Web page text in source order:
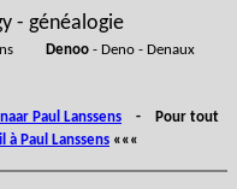
- généalogie
Denoo- Deno - Denaux
Paul Lanssens - Pour tout
à Paul Lanssens «««